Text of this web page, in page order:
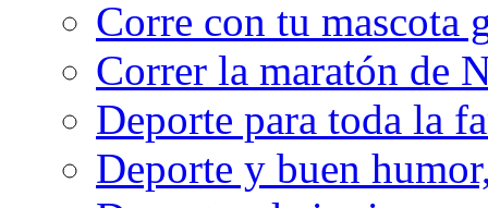
Corre con tu mascota
Correr la maratón de
Deporte para toda la
Deporte y buen